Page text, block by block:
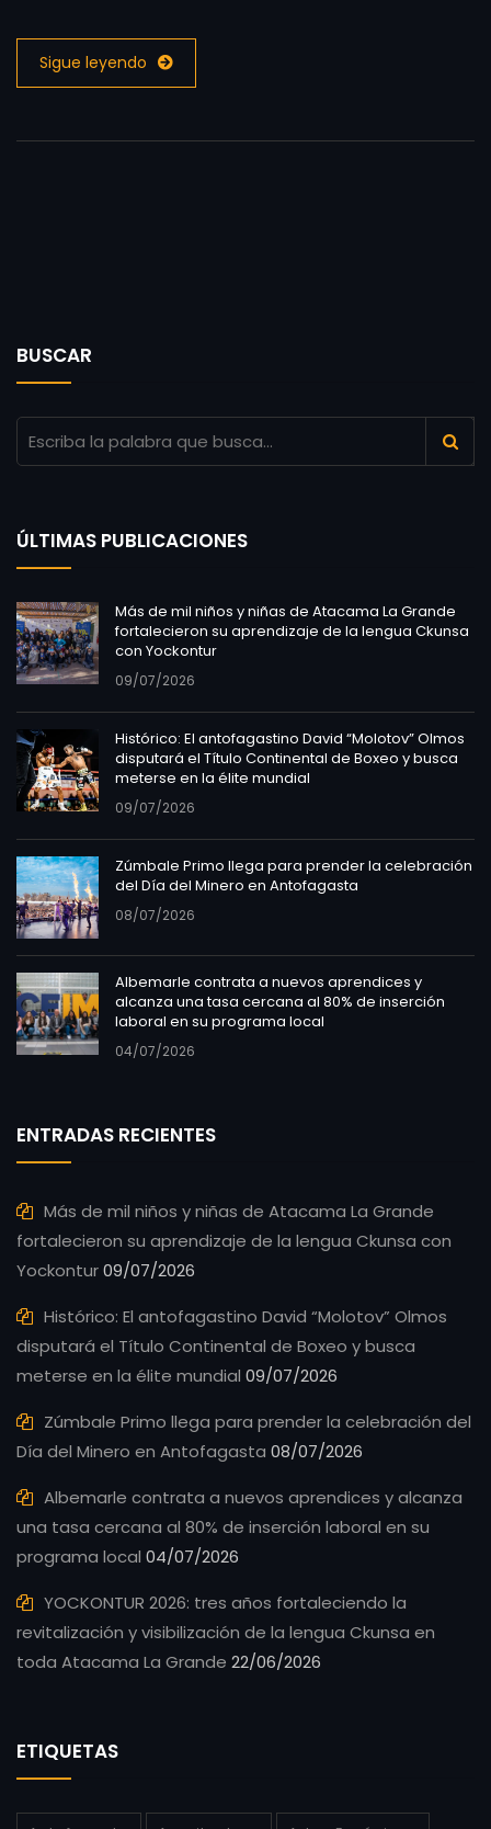
Sigue leyendo
BUSCAR
ÚLTIMAS PUBLICACIONES
Más de mil niños y niñas de Atacama La Grande
fortalecieron su aprendizaje de la lengua Ckunsa
con Yockontur
09/07/2026
Histórico: El antofagastino David “Molotov” Olmos
disputará el Título Continental de Boxeo y busca
meterse en la élite mundial
09/07/2026
Zúmbale Primo llega para prender la celebración
del Día del Minero en Antofagasta
08/07/2026
Albemarle contrata a nuevos aprendices y
alcanza una tasa cercana al 80% de inserción
laboral en su programa local
04/07/2026
ENTRADAS RECIENTES
Más de mil niños y niñas de Atacama La Grande
fortalecieron su aprendizaje de la lengua Ckunsa con
Yockontur09/07/2026
Histórico: El antofagastino David “Molotov” Olmos
disputará el Título Continental de Boxeo y busca
meterse en la élite mundial 09/07/2026
Zúmbale Primo llega para prender la celebración del
Día del Minero en Antofagasta 08/07/2026
Albemarle contrata a nuevos aprendices y alcanza
una tasa cercana al 80% de inserción laboral en su
programa local 04/07/2026
YOCKONTUR 2026: tres años fortaleciendo la
revitalización y visibilización de la lengua Ckunsa en
toda Atacama La Grande 22/06/2026
ETIQUETAS